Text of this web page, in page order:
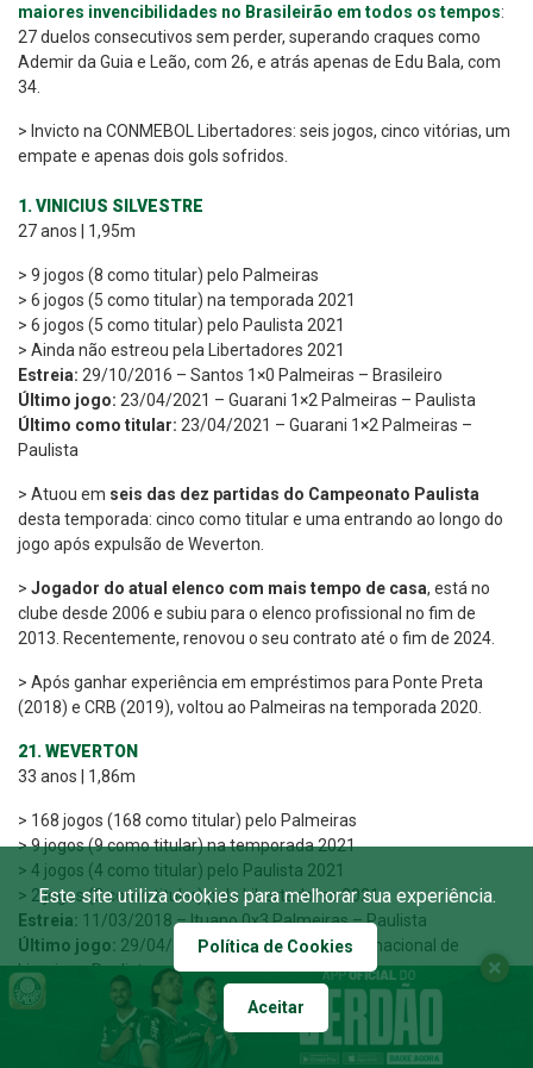
maiores invencibilidades no Brasileirão em todos os tempos:
27 duelos consecutivos sem perder, superando craques como
Ademir da Guia e Leão, com 26, e atrás apenas de Edu Bala, com
34.
> Invicto na CONMEBOL Libertadores: seis jogos, cinco vitórias, um
empate e apenas dois gols sofridos.
1. VINICIUS SILVESTRE
27 anos | 1,95m
> 9 jogos (8 como titular) pelo Palmeiras
> 6 jogos (5 como titular) na temporada 2021
> 6 jogos (5 como titular) pelo Paulista 2021
> Ainda não estreou pela Libertadores 2021
Estreia: 29/10/2016 – Santos 1×0 Palmeiras – Brasileiro
Último jogo: 23/04/2021 – Guarani 1×2 Palmeiras – Paulista
Último como titular: 23/04/2021 – Guarani 1×2 Palmeiras –
Paulista
> Atuou em seis das dez partidas do Campeonato Paulista
desta temporada: cinco como titular e uma entrando ao longo do
jogo após expulsão de Weverton.
> Jogador do atual elenco com mais tempo de casa, está no
clube desde 2006 e subiu para o elenco profissional no fim de
2013. Recentemente, renovou o seu contrato até o fim de 2024.
> Após ganhar experiência em empréstimos para Ponte Preta
(2018) e CRB (2019), voltou ao Palmeiras na temporada 2020.
21. WEVERTON
33 anos | 1,86m
> 168 jogos (168 como titular) pelo Palmeiras
> 9 jogos (9 como titular) na temporada 2021
> 4 jogos (4 como titular) pelo Paulista 2021
> 2 jogos (2 como titular) pela Libertadores 2021
Estreia: 11/03/2018 – Ituano 0x3 Palmeiras – Paulista
Último jogo: 29/04/2021 – Palmeiras 0x1 Internacional de
Limeira – Paulista
Último como titular:
29/04/2021 – Palmeiras 0x1 Internacional
de Limeira – Paulista
Este site utiliza cookies para melhorar sua experiência.
Política de Cookies
Aceitar